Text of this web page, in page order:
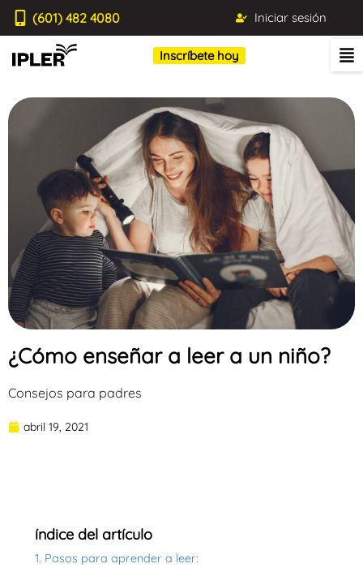
(601) 482 4080 Iniciar sesión
Inscríbete hoy
¿Cómo enseñar a leer a un niño?
Consejos para padres
abril 19, 2021
índice del artículo
1. Pasos para aprender a leer: